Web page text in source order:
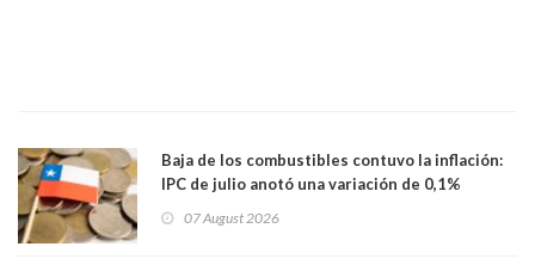
Baja de los combustibles contuvo la inflación:
IPC de julio anotó una variación de 0,1%
07 August 2026